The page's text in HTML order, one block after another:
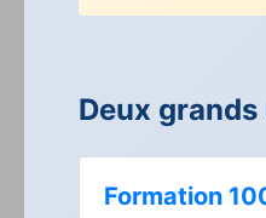
Deux
Formation